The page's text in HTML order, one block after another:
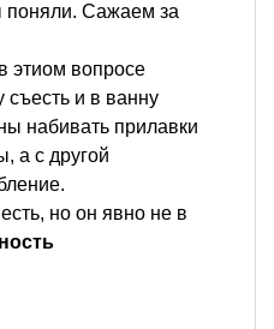
поняли. Сажаем за
этиом вопросе
съесть и в ванну
набивать прилавки
а с другой
но он явно не в